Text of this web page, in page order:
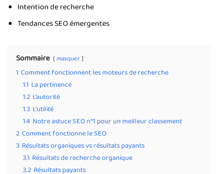
Intention de recherche
Tendances SEO émergentes
Sommaire masquer
1 Comment fonctionnent les moteurs de recherche
1.1 La pertinence
1.2 L’autorité
1.3 L’utilité
1.4 Notre astuce SEO n°1 pour un meilleur classement
2 Comment fonctionne le SEO
3 Résultats organiques vs résultats payants
3.1 Résultats de recherche organique
3.2 Résultats payants